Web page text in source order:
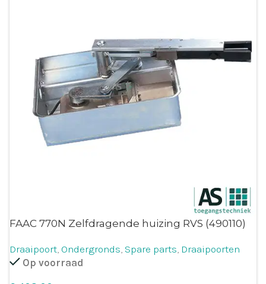
FAAC 770N Zelfdragende huizing RVS (490110)
Draaipoort, Ondergronds, Spare parts, Draaipoorten
Op voorraad